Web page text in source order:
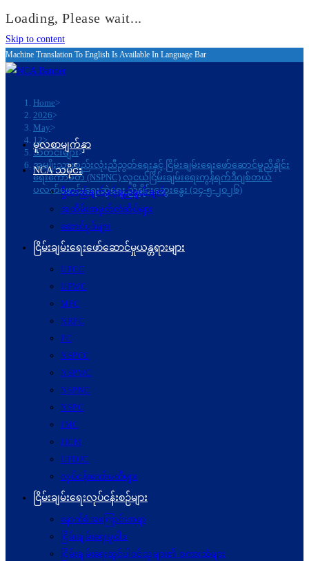
Loading, Please wait...
Skip to content
Machine Translation To English Is Available In Language Bar
Home>
2026>
May>
12>
သတင်းများ>
အမျိုးသားစည်းလုံးညီညွတ်ရေးနှင့် ငြိမ်းချမ်းရေးဖော်ဆောင်မှုညှိနှိုင်း
ရေးကော်မတီ (NSPNC) လူငယ်ငြိမ်းချမ်းရေးကွန်ရက်ဒီဂျစ်တယ်
ပလက်ဖောင်းရေးဆွဲရေး ညှိနှိုင်းဆွေးနွေး (၁၄-၅-၂၀၂၆)
မူလစာမျက်နှာ
NCA သမိုင်း
ဦးတည်ချက်နှင့်ရည်ရွယ်ချက်
အထိမ်းအမှတ်တံဆိပ်များ
ဆောင်ပုဒ်များ
ငြိမ်းချမ်းရေးဖော်‌ဆောင်မှုယန္တရားများ
UPCC
UPWC
MPC
NRPC
PC
NSPCC
NSPWC
NSPNC
NSPC
JMC
JICM
UPDJC
လုပ်ငန်းကော်မတီများ
ငြိမ်းချမ်းရေးလုပ်ငန်းစဉ်များ
နောက်ခံအကြောင်းအရာ
ငြိမ်းချမ်းရေးမူဝါဒ
ငြိမ်းချမ်းရေးတွင်ပါဝင်သူများ၏ စကားသံများ